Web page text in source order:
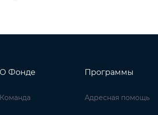
О Фонде
Команда
Программы
Адресная помощь